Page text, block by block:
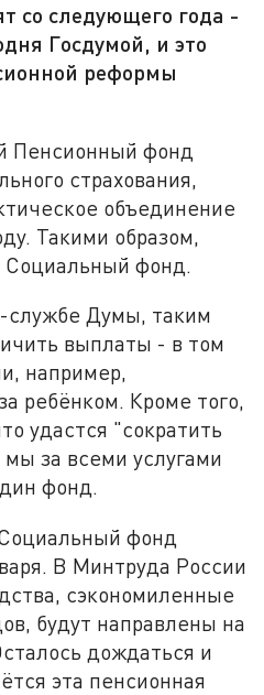
со следующего года -
Госдумой, и это
реформы
Пенсионный фонд
страхования,
объединение
Такими образом,
Социальный фонд.
службе Думы, таким
выплаты - в том
например,
ребёнком. Кроме того,
удастся "сократить
за всеми услугами
фонд.
фонд
В Минтруда России
сэкономиленные
будут направлены на
дождаться и
эта пенсионная